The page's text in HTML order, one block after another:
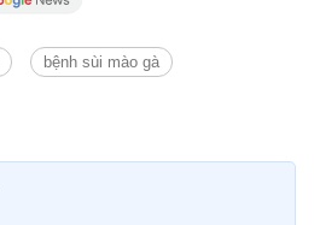
bệnh sùi mào gà